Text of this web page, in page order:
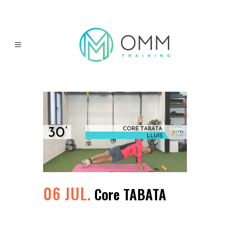
06 JUL. Core TABATA